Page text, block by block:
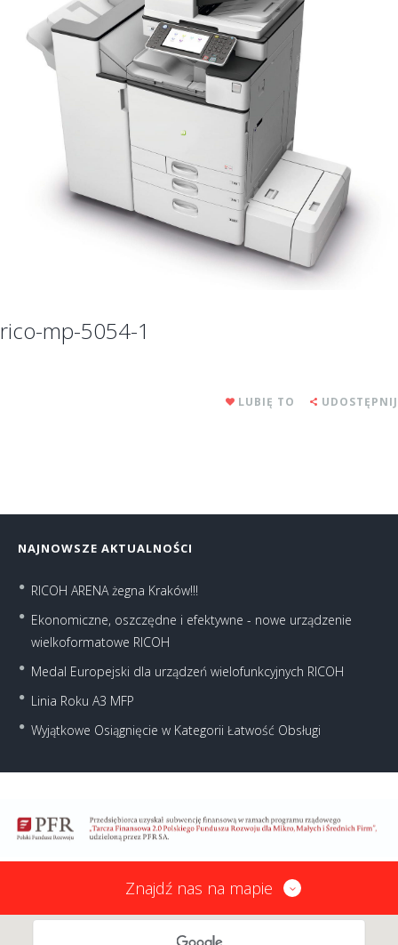
rico-mp-5054-1
LUBIĘ TO UDOSTĘPNIJ
NAJNOWSZE AKTUALNOŚCI
RICOH ARENA żegna Kraków!!!
Ekonomiczne, oszczędne i efektywne - nowe urządzenie
wielkoformatowe RICOH
Medal Europejski dla urządzeń wielofunkcyjnych RICOH
Linia Roku A3 MFP
Wyjątkowe Osiągnięcie w Kategorii Łatwość Obsługi
Znajdź nas na mapie